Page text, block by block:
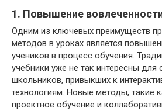
1. Повышение
Одним из ключевых преимуществ
методов в уроках является
учеников в процесс обучения.
учебники уже не так интересны для
школьников, привыкших к
технологиям. Новые методы, такие
проектное обучение и